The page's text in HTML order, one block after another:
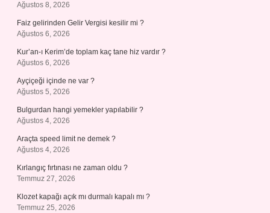
Ağustos 8, 2026
Faiz gelirinden Gelir Vergisi kesilir mi ?
Ağustos 6, 2026
Kur’an-ı Kerim’de toplam kaç tane hiz vardır ?
Ağustos 6, 2026
Ayçiçeği içinde ne var ?
Ağustos 5, 2026
Bulgurdan hangi yemekler yapılabilir ?
Ağustos 4, 2026
Araçta speed limit ne demek ?
Ağustos 4, 2026
Kırlangıç fırtınası ne zaman oldu ?
Temmuz 27, 2026
Klozet kapağı açık mı durmalı kapalı mı ?
Temmuz 25, 2026